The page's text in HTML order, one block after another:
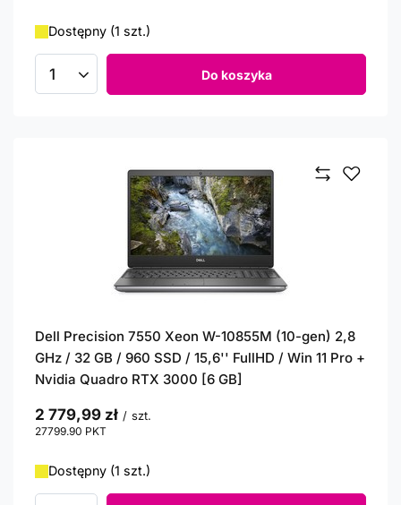
Dostępny (1 szt.)
Ilość produktów Do koszyka
Dell Precision 7550 Xeon W-10855M (10-gen) 2,8
GHz / 32 GB / 960 SSD / 15,6'' FullHD / Win 11 Pro +
Nvidia Quadro RTX 3000 [6 GB]
2 779,99 zł / szt.
27799.90 PKT
Dostępny (1 szt.)